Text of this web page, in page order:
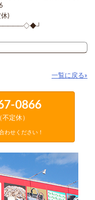
)
一覧に戻る»
0866
定休）
わせください！